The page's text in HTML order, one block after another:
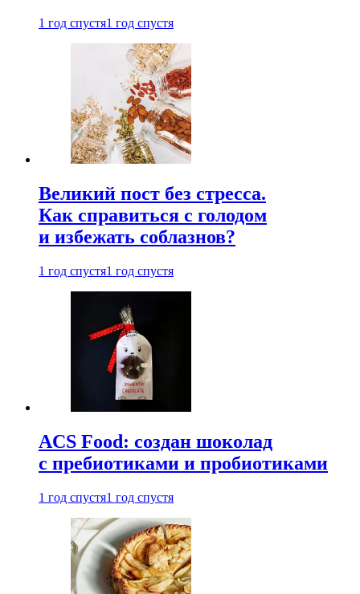
1 год спустя1 год спустя
Великий пост без стресса.
Как справиться с голодом
и избежать соблазнов?
1 год спустя1 год спустя
ACS Food: создан шоколад
с пребиотиками и пробиотиками
1 год спустя1 год спустя